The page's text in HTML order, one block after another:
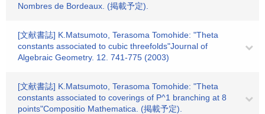
Nombres de Bordeaux. (掲載予定).
[文献書誌] K.Matsumoto, Terasoma Tomohide: "Theta
constants associated to cubic threefolds"Journal of
Algebraic Geometry. 12. 741-775 (2003)
[文献書誌] K.Matsumoto, Terasoma Tomohide: "Theta
constants associated to coverings of P^1 branching at 8
points"Compositio Mathematica. (掲載予定).